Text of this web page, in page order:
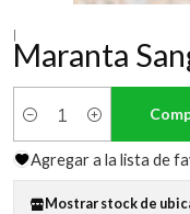
|
Maranta
Cantidad
Agregar a la lista de
Mostrar stock de